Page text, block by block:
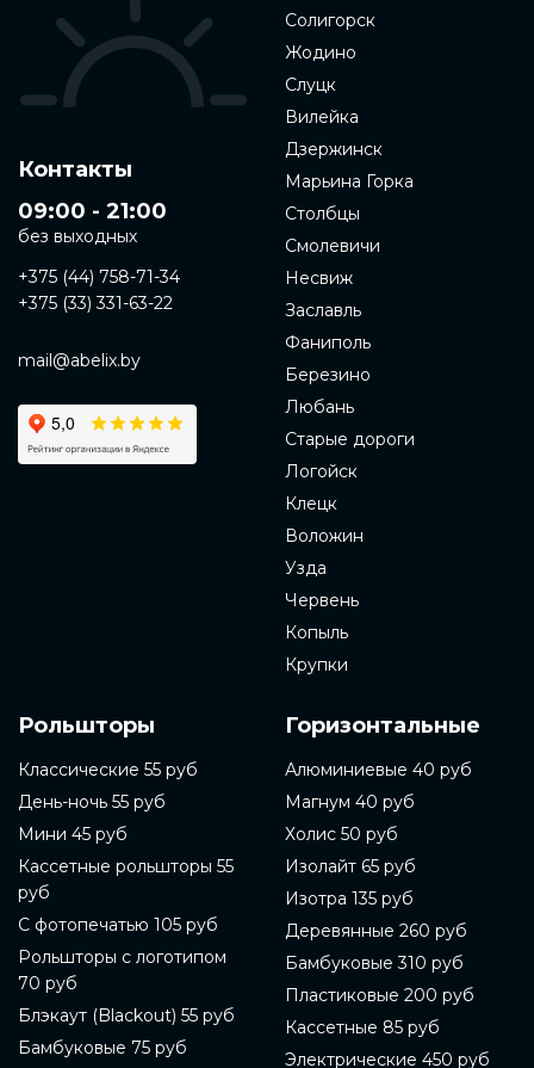
Контакты
09:00 - 21:00
без выходных
+375 (44) 758-71-34
+375 (33) 331-63-22
mail@abelix.by
Солигорск
Жодино
Слуцк
Вилейка
Дзержинск
Марьина Горка
Столбцы
Смолевичи
Несвиж
Заславль
Фаниполь
Березино
Любань
Старые дороги
Логойск
Клецк
Воложин
Узда
Червень
Копыль
Крупки
Рольшторы
Классические 55 руб
День-ночь 55 руб
Мини 45 руб
Кассетные рольшторы 55
руб
С фотопечатью 105 руб
Рольшторы с логотипом
70 руб
Блэкаут (Blackout) 55 руб
Бамбуковые 75 руб
Горизонтальные
Алюминиевые 40 руб
Магнум 40 руб
Холис 50 руб
Изолайт 65 руб
Изотра 135 руб
Деревянные 260 руб
Бамбуковые 310 руб
Пластиковые 200 руб
Кассетные 85 руб
Электрические 450 руб